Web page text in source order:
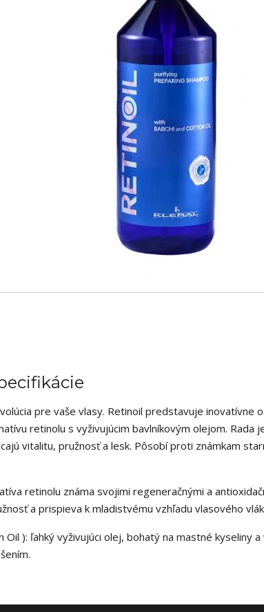
pre vaše vlasy. Retinoil predstavuje inovatívne
retinolu s vyživujúcim bavlníkovým olejom. Rada
vitalitu, pružnosť a lesk. Pôsobí proti známkam
retinolu známa svojimi regeneračnými a
a prispieva k mladistvému vzhľadu vlasového
Oil ): ľahký vyživujúci olej, bohatý na mastné kyseliny